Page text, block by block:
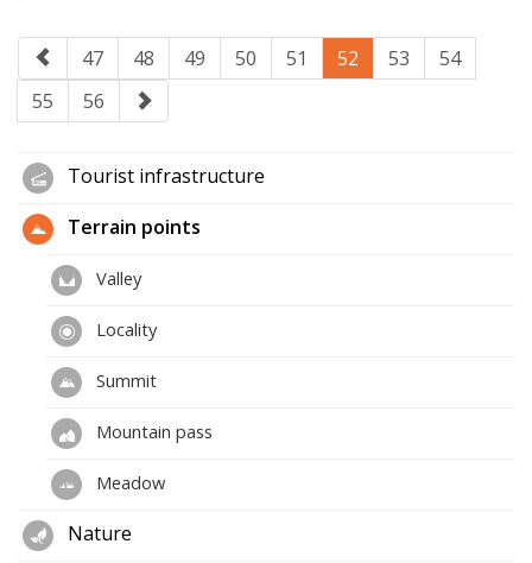
47 48 49 50 51 52 53
54
55
56
Tourist infrastructure
Terrain points
Valley
Locality
Summit
Mountain pass
Meadow
Nature